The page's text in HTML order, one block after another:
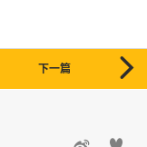

下一篇